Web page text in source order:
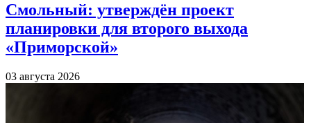
Смольный: утверждён проект
планировки для второго выхода
«Приморской»
03 августа 2026